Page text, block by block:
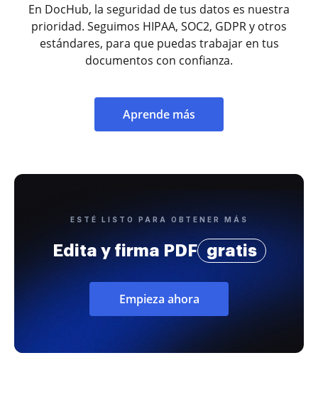
En DocHub, la seguridad de tus datos es nuestra
prioridad. Seguimos HIPAA, SOC2, GDPR y otros
estándares, para que puedas trabajar en tus
documentos con confianza.
Aprende más
ESTÉ LISTO PARA OBTENER MÁS
Edita y firma PDF gratis
Empieza ahora